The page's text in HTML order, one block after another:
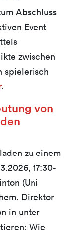
Abschluss
Event
zwischen
spielerisch
.
von
zu einem
17:30-
(Uni
Direktor
in unter
Wie